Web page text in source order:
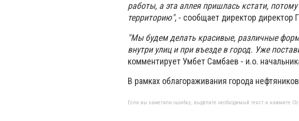
работы, а эта аллея пришлась кстати,
территорию", - сообщает директор директор
"Мы будем делать красивые, различные
внутри улиц и при въезде в город. Уже
комментирует Умбет Самбаев - и.о.
В рамках облагораживания города
Если вы заметили ошибку, выделите необходимый текст и нажмите